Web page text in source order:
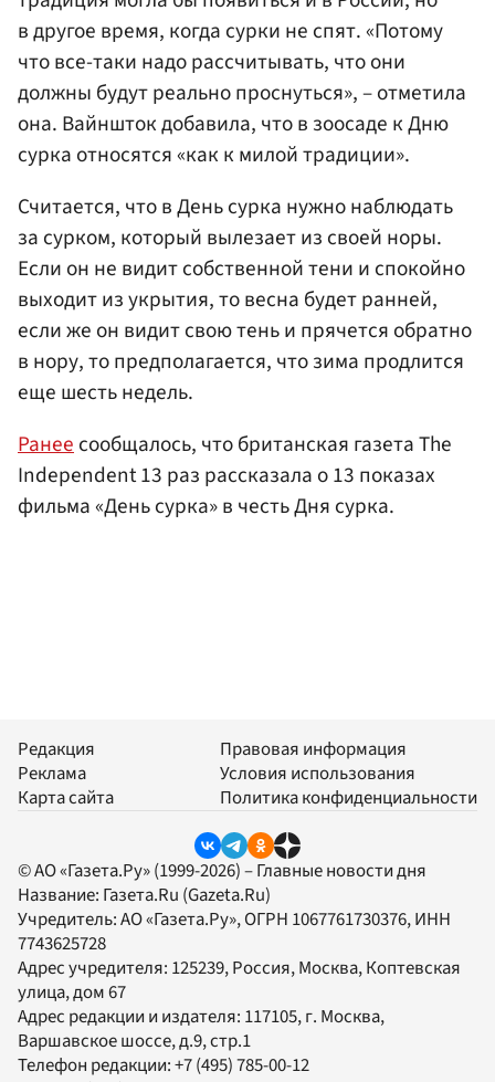
в другое время, когда сурки не спят. «Потому
что все-таки надо рассчитывать, что они
должны будут реально проснуться», – отметила
она. Вайншток добавила, что в зоосаде к Дню
сурка относятся «как к милой традиции».
Считается, что в День сурка нужно наблюдать
за сурком, который вылезает из своей норы.
Если он не видит собственной тени и спокойно
выходит из укрытия, то весна будет ранней,
если же он видит свою тень и прячется обратно
в нору, то предполагается, что зима продлится
еще шесть недель.
Ранеесообщалось, что британская газета The
Independent 13 раз рассказала о 13 показах
фильма «День сурка» в честь Дня сурка.
Редакция
Реклама
Карта сайта
Правовая информация
Условия использования
Политика конфиденциальности
© АО «Газета.Ру» (1999-2026) – Главные новости дня
Название: Газета.Ru (Gazeta.Ru)
Учредитель:АО «Газета.Ру», ОГРН 1067761730376, ИНН
7743625728
Адрес учредителя: 125239, Россия, Москва, Коптевская
улица, дом 67
Адрес редакции и издателя: 117105, г. Москва,
Варшавское шоссе, д.9, стр.1
Телефон редакции:+7 (495) 785-00-12